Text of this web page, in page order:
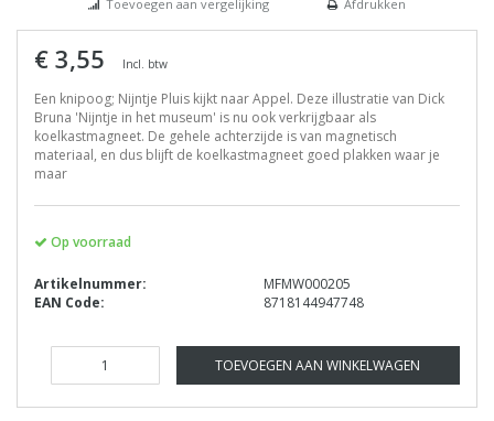
Toevoegen aan vergelijking
Afdrukken
€ 3,55 Incl. btw
Een knipoog; Nijntje Pluis kijkt naar Appel. Deze illustratie van Dick
Bruna 'Nijntje in het museum' is nu ook verkrijgbaar als
koelkastmagneet. De gehele achterzijde is van magnetisch
materiaal, en dus blijft de koelkastmagneet goed plakken waar je
maar
Op voorraad
Artikelnummer:
MFMW000205
EAN Code:
8718144947748
TOEVOEGEN AAN WINKELWAGEN